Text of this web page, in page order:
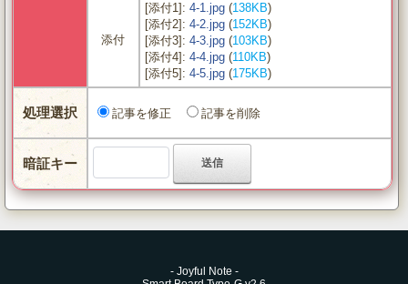
添付
[添付1]: 4-1.jpg(138KB)
[添付2]: 4-2.jpg(152KB)
[添付3]: 4-3.jpg(103KB)
[添付4]: 4-4.jpg(110KB)
[添付5]: 4-5.jpg(175KB)
処理選択 記事を修正 記事を削除
暗証キー
- Joyful Note -